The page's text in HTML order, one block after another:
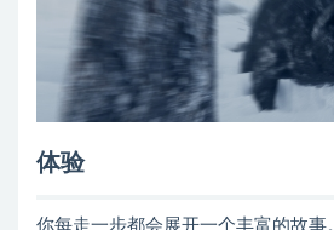
体验
你每走一步都会展开一个丰富的故事